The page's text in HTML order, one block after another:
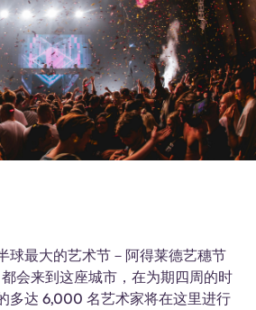
球最大的艺术节－阿得莱德艺穗节
会来到这座城市，在为期四周的时
多达 6,000 名艺术家将在这里进行